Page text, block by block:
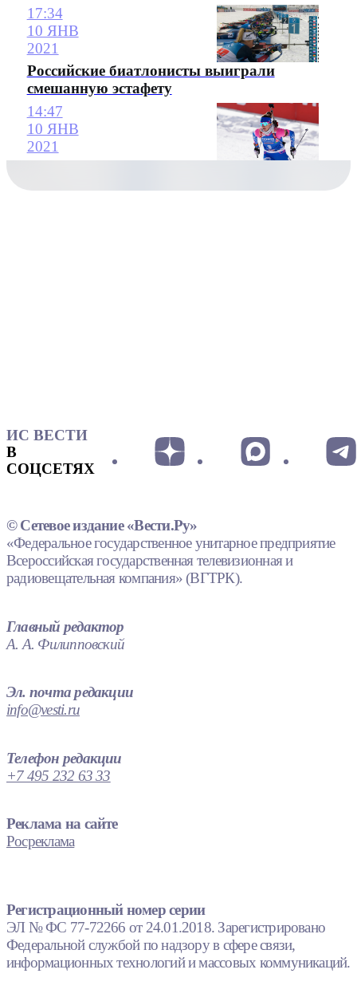
17:34
10 ЯНВ
2021
Российские биатлонисты выиграли
смешанную эстафету
14:47
10 ЯНВ
2021
ИС ВЕСТИ
В
СОЦСЕТЯХ
© Сетевое издание «Вести.Ру»
«Федеральное государственное унитарное предприятие
Всероссийская государственная телевизионная и
радиовещательная компания» (ВГТРК).
Главный редактор
А. А. Филипповский
Эл. почта редакции
info@vesti.ru
Телефон редакции
+7 495 232 63 33
Реклама на сайте
Росреклама
Регистрационный номер серии
ЭЛ № ФС 77-72266 от 24.01.2018. Зарегистрировано
Федеральной службой по надзору в сфере связи,
информационных технологий и массовых коммуникаций.